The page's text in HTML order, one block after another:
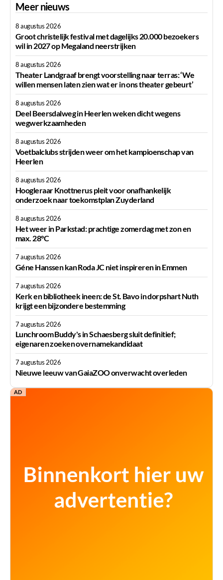
Meer nieuws
8 augustus 2026
Groot christelijk festival met dagelijks 20.000 bezoekers
wil in 2027 op Megaland neerstrijken
8 augustus 2026
Theater Landgraaf brengt voorstelling naar terras: ‘We
willen mensen laten zien wat er in ons theater gebeurt’
8 augustus 2026
Deel Beersdalweg in Heerlen weken dicht wegens
wegwerkzaamheden
8 augustus 2026
Voetbalclubs strijden weer om het kampioenschap van
Heerlen
8 augustus 2026
Hoogleraar Knottnerus pleit voor onafhankelijk
onderzoek naar toekomstplan Zuyderland
8 augustus 2026
Het weer in Parkstad: prachtige zomerdag met zon en
max. 28°C
7 augustus 2026
Géne Hanssen kan Roda JC niet inspireren in Emmen
7 augustus 2026
Kerk en bibliotheek ineen: de St. Bavo in dorpshart Nuth
krijgt een bijzondere bestemming
7 augustus 2026
Lunchroom Buddy's in Schaesberg sluit definitief;
eigenaren zoeken overnamekandidaat
7 augustus 2026
Nieuwe leeuw van GaiaZOO onverwacht overleden
AD